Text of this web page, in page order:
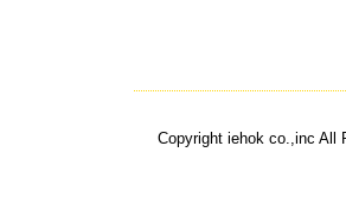
Copyright iehok co.,inc All